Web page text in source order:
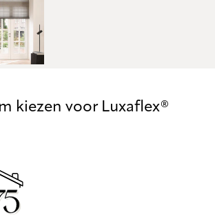
kiezen voor Luxaflex®